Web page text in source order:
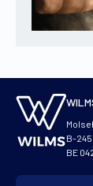
B-
BE